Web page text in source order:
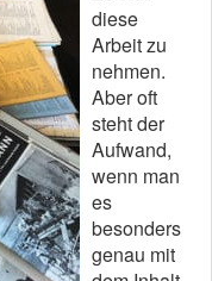
diese
Arbeit zu
nehmen.
Aber oft
steht der
Aufwand,
wenn man
es
besonders
genau mit